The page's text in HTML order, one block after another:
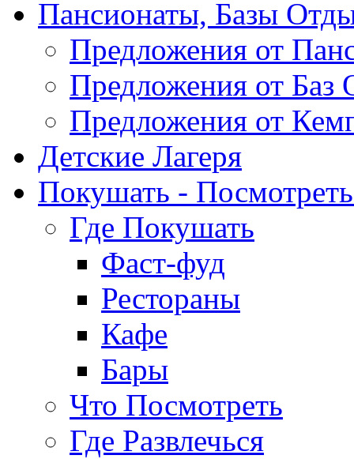
Пансионаты, Базы
Предложения от
Предложения от Баз
Предложения от
Детские Лагеря
Покушать - Посмотреть
Где Покушать
Фаст-фуд
Рестораны
Кафе
Бары
Что Посмотреть
Где Развлечься